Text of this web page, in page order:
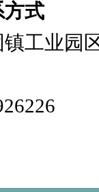
方式
工业园